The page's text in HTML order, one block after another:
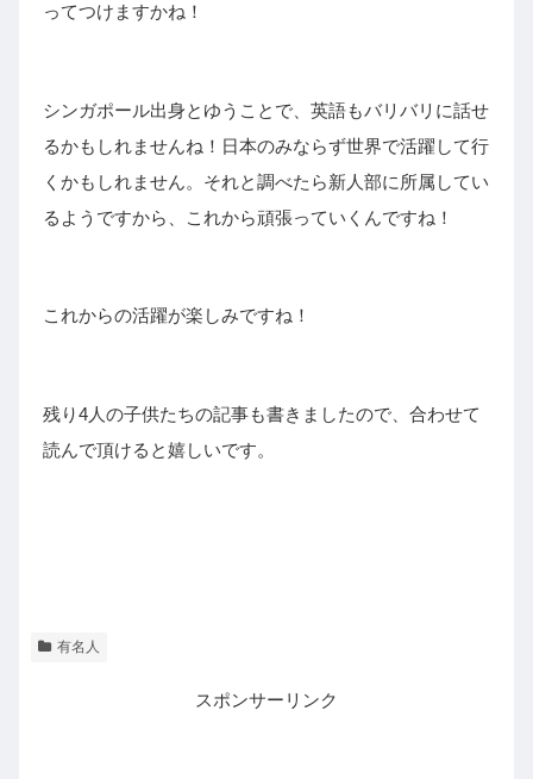
ってつけますかね！
シンガポール出身とゆうことで、英語もバリバリに話せ
るかもしれませんね！日本のみならず世界で活躍して行
くかもしれません。それと調べたら新人部に所属してい
るようですから、これから頑張っていくんですね！
これからの活躍が楽しみですね！
残り4人の子供たちの記事も書きましたので、合わせて
読んで頂けると嬉しいです。
有名人
スポンサーリンク